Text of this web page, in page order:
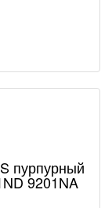
пурпурный
9201NA